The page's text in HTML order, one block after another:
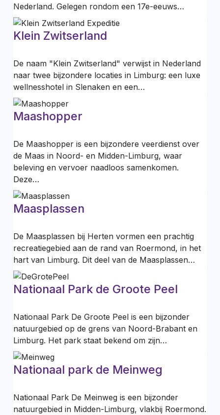
Nederland. Gelegen rondom een 17e-eeuws…
Klein Zwitserland
De naam "Klein Zwitserland" verwijst in Nederland
naar twee bijzondere locaties in Limburg: een luxe
wellnesshotel in Slenaken en een…
Maashopper
De Maashopper is een bijzondere veerdienst over
de Maas in Noord- en Midden-Limburg, waar
beleving en vervoer naadloos samenkomen.
Deze…
Maasplassen
De Maasplassen bij Herten vormen een prachtig
recreatiegebied aan de rand van Roermond, in het
hart van Limburg. Dit deel van de Maasplassen…
Nationaal Park de Groote Peel
Nationaal Park De Groote Peel is een bijzonder
natuurgebied op de grens van Noord-Brabant en
Limburg. Het park staat bekend om zijn…
Nationaal park de Meinweg
Nationaal Park De Meinweg is een bijzonder
natuurgebied in Midden-Limburg, vlakbij Roermond.